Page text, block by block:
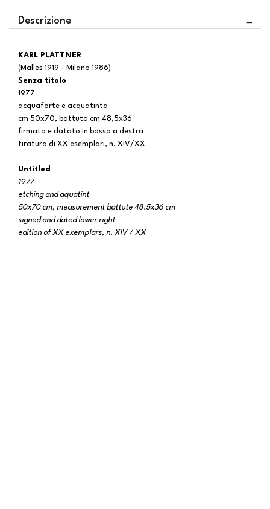
Descrizione
KARL PLATTNER
(Malles 1919 - Milano 1986)
Senza titolo
1977
acquaforte e acquatinta
cm 50x70, battuta cm 48,5x36
firmato e datato in basso a destra
tiratura di XX esemplari, n. XIV/XX
Untitled
1977
etching and aquatint
50x70 cm, measurement battute 48.5x36 cm
signed and dated lower right
edition of XX exemplars, n. XIV / XX